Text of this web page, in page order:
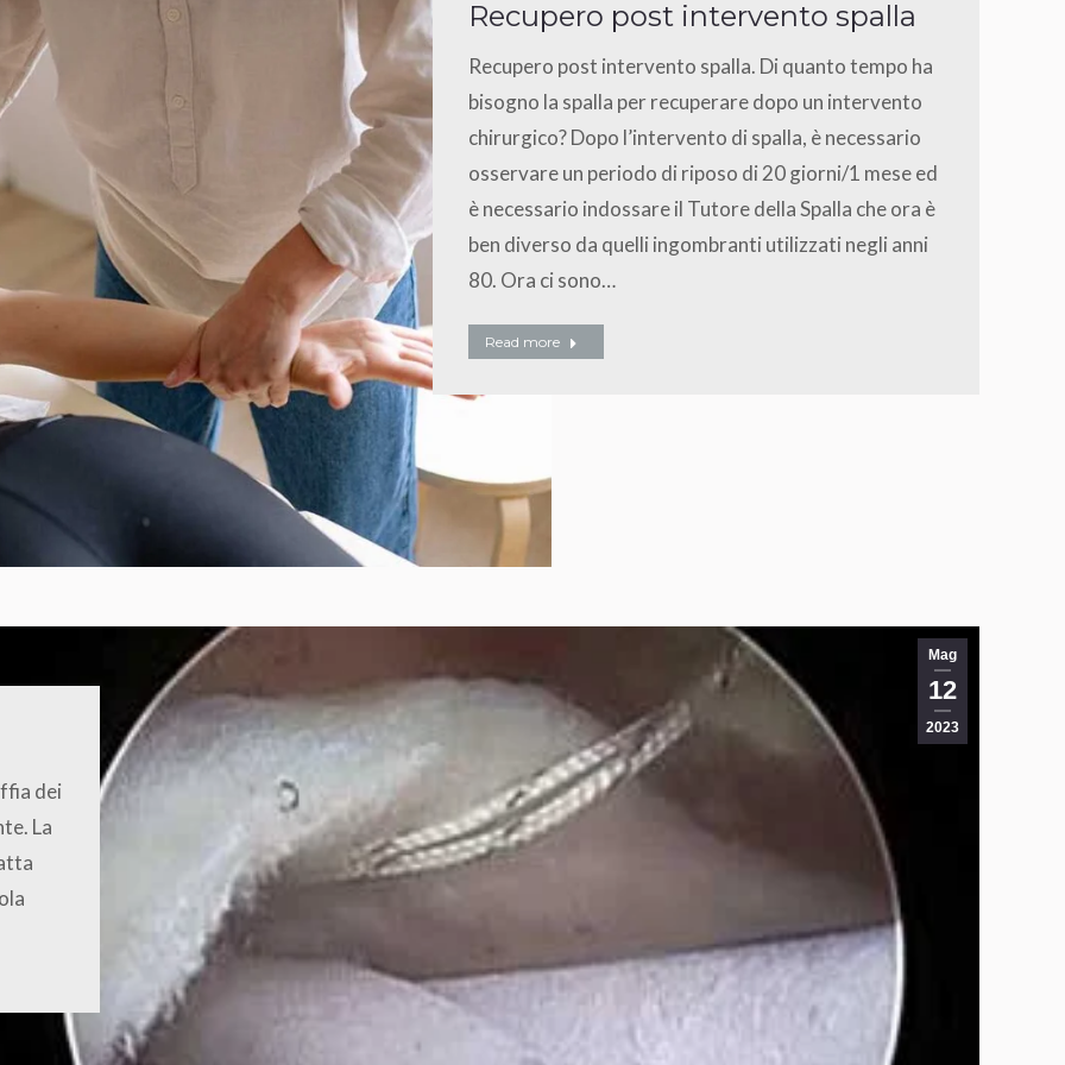
Recupero post intervento spalla
Recupero post intervento spalla. Di quanto tempo ha
bisogno la spalla per recuperare dopo un intervento
chirurgico? Dopo l’intervento di spalla, è necessario
osservare un periodo di riposo di 20 giorni/1 mese ed
è necessario indossare il Tutore della Spalla che ora è
ben diverso da quelli ingombranti utilizzati negli anni
80. Ora ci sono…
Read more
Mag
12
2023
dei
La